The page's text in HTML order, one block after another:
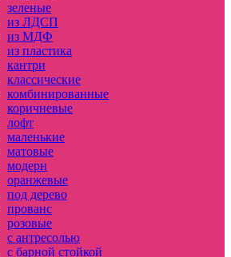
зеленые
из ЛДСП
из МДФ
из пластика
кантри
классические
комбинированные
коричневые
лофт
маленькие
матовые
модерн
оранжевые
под дерево
прованс
розовые
с антресолью
с барной стойкой